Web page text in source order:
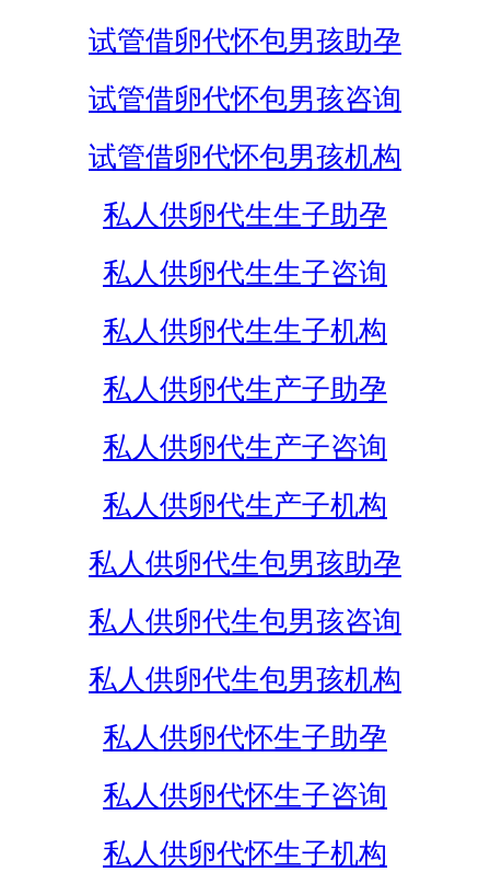
试管借卵代怀包男孩助孕
试管借卵代怀包男孩咨询
试管借卵代怀包男孩机构
私人供卵代生生子助孕
私人供卵代生生子咨询
私人供卵代生生子机构
私人供卵代生产子助孕
私人供卵代生产子咨询
私人供卵代生产子机构
私人供卵代生包男孩助孕
私人供卵代生包男孩咨询
私人供卵代生包男孩机构
私人供卵代怀生子助孕
私人供卵代怀生子咨询
私人供卵代怀生子机构